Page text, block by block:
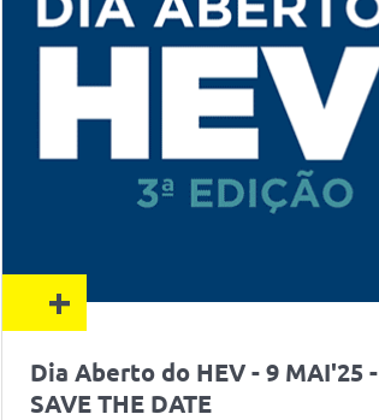
+
Dia Aberto do HEV - 9 MAI'25 -
SAVE THE DATE